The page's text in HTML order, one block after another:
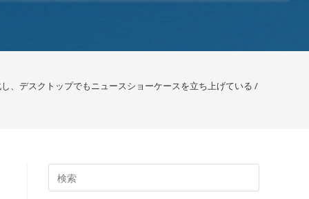
、デスクトップでもニュースショーケースを立ち上げている / Google